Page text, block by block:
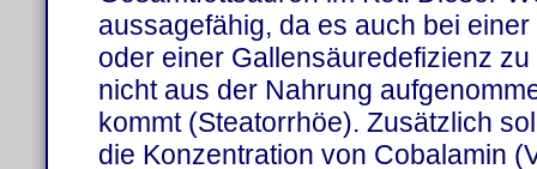
aussagefähig, da es auch bei
oder einer Gallensäuredefizienz
nicht aus der Nahrung
kommt (Steatorrhöe). Zusätzlich
die Konzentration von Cobalamin